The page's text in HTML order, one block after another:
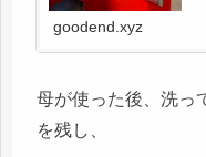
goodend.xyz
母が使った後、洗っ
を残し、